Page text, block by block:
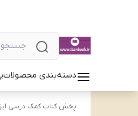
دسته‌بندی محصولات
پخش کتاب کمک درسی